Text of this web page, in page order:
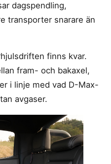
dagspendling,
transporter snarare än
finns kvar.
fram- och bakaxel,
i linje med vad D-Max-
avgaser.